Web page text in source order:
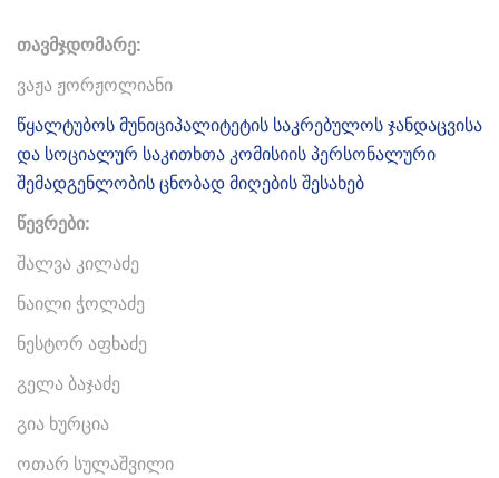
თავმჯდომარე:
ვაჟა ჟორჟოლიანი
წყალტუბოს მუნიციპალიტეტის საკრებულოს ჯანდაცვისა
და სოციალურ საკითხთა კომისიის პერსონალური
შემადგენლობის ცნობად მიღების შესახებ
წევრები:
შალვა კილაძე
ნაილი ჭოლაძე
ნესტორ აფხაძე
გელა ბაჯაძე
გია ხურცია
ოთარ სულაშვილი